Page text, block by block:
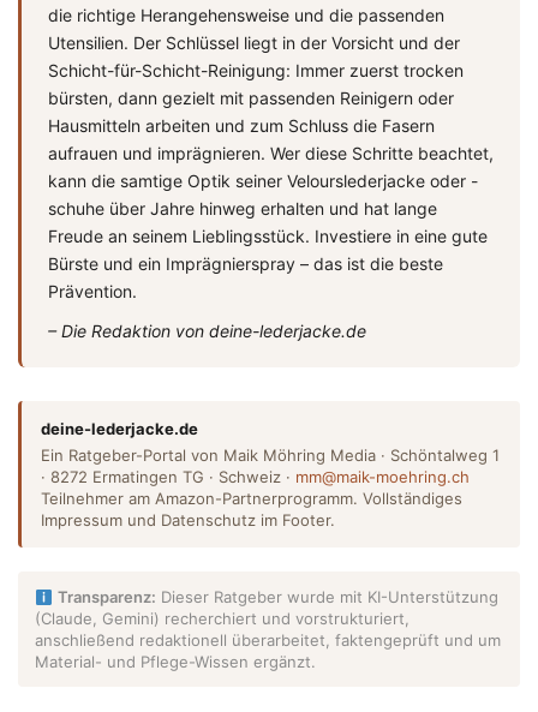
die richtige Herangehensweise und die passenden
Utensilien. Der Schlüssel liegt in der Vorsicht und der
Schicht-für-Schicht-Reinigung: Immer zuerst trocken
bürsten, dann gezielt mit passenden Reinigern oder
Hausmitteln arbeiten und zum Schluss die Fasern
aufrauen und imprägnieren. Wer diese Schritte beachtet,
kann die samtige Optik seiner Velourslederjacke oder -
schuhe über Jahre hinweg erhalten und hat lange
Freude an seinem Lieblingsstück. Investiere in eine gute
Bürste und ein Imprägnierspray – das ist die beste
Prävention.
– Die Redaktion von deine-lederjacke.de
deine-lederjacke.de
Ein Ratgeber-Portal von Maik Möhring Media · Schöntalweg 1
· 8272 Ermatingen TG · Schweiz · mm@maik-moehring.ch
Teilnehmer am Amazon-Partnerprogramm. Vollständiges
Impressum und Datenschutz im Footer.
Transparenz: Dieser Ratgeber wurde mit KI-Unterstützung
(Claude, Gemini) recherchiert und vorstrukturiert,
anschließend redaktionell überarbeitet, faktengeprüft und um
Material- und Pflege-Wissen ergänzt.